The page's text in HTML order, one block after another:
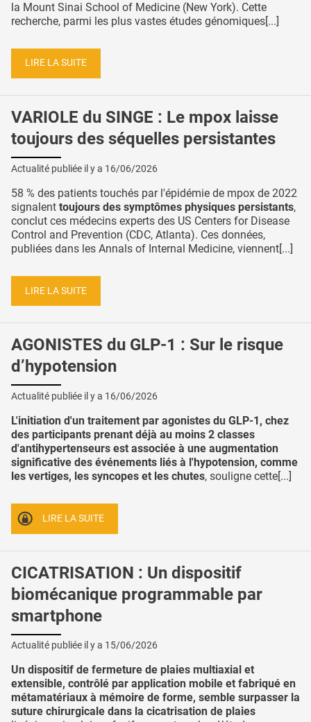
la Mount Sinai School of Medicine (New York). Cette
recherche, parmi les plus vastes études génomiques[...]
LIRE LA SUITE
VARIOLE du SINGE : Le mpox laisse
toujours des séquelles persistantes
Actualité publiée il y a 16/06/2026
58 % des patients touchés par l'épidémie de mpox de 2022
signalent toujours des symptômes physiques persistants,
conclut ces médecins experts des US Centers for Disease
Control and Prevention (CDC, Atlanta). Ces données,
publiées dans les Annals of Internal Medicine, viennent[...]
LIRE LA SUITE
AGONISTES du GLP-1 : Sur le risque
d’hypotension
Actualité publiée il y a 16/06/2026
L'initiation d'un traitement par agonistes du GLP-1, chez
des participants prenant déjà au moins 2 classes
d'antihypertenseurs est associée à une augmentation
significative des événements liés à l'hypotension, comme
les vertiges, les syncopes et les chutes, souligne cette[...]
LIRE LA SUITE
CICATRISATION : Un dispositif
biomécanique programmable par
smartphone
Actualité publiée il y a 15/06/2026
Un dispositif de fermeture de plaies multiaxial et
extensible, contrôlé par application mobile et fabriqué en
métamatériaux à mémoire de forme, semble surpasser la
suture chirurgicale dans la cicatrisation de plaies